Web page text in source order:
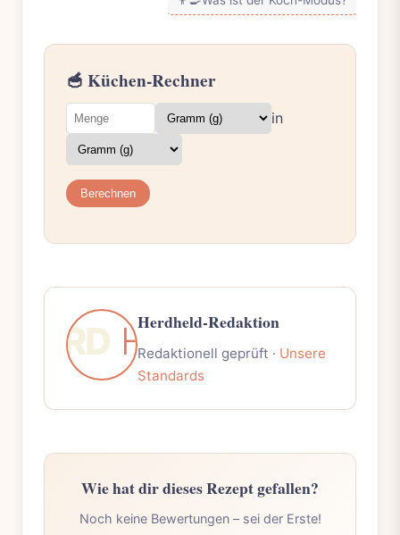
🥣 Küchen-Rechner
in
Berechnen
Herdheld-Redaktion
Redaktionell geprüft · Unsere
Standards
Wie hat dir dieses Rezept gefallen?
Noch keine Bewertungen – sei der Erste!